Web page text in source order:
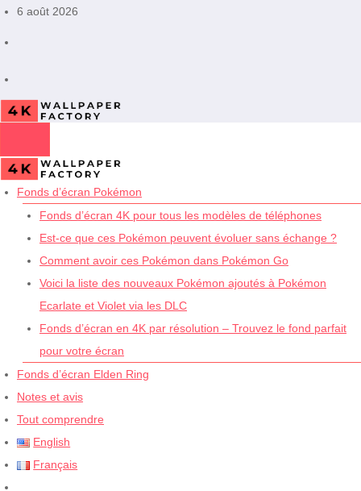
Aller6 août 2026
Fonds d’écran Pokémon
Fonds d’écran 4K pour tous les modèles de téléphones
Est-ce que ces Pokémon peuvent évoluer sans échange ?
Comment avoir ces Pokémon dans Pokémon Go
Voici la liste des nouveaux Pokémon ajoutés à Pokémon
Ecarlate et Violet via les DLC
Fonds d’écran en 4K par résolution – Trouvez le fond parfait
pour votre écran
Fonds d’écran Elden Ring
Notes et avis
Tout comprendre
English
Français